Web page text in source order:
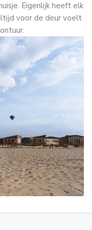
Eigenlijk heeft elk
voor de deur voelt